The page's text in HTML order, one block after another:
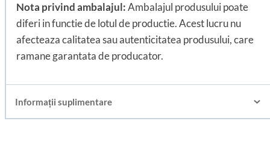
Nota privind ambalajul:Ambalajul produsului poate
diferi in functie de lotul de productie. Acest lucru nu
afecteaza calitatea sau autenticitatea produsului, care
ramane garantata de producator.
Informații suplimentare